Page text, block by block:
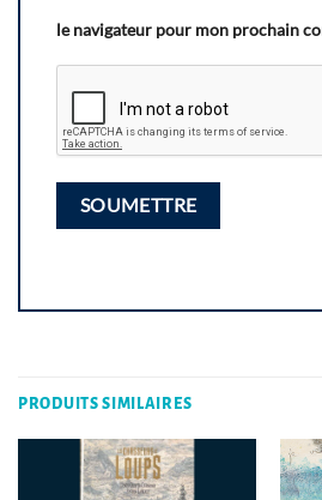
le navigateur pour mon prochain
PRODUITS SIMILAIRES